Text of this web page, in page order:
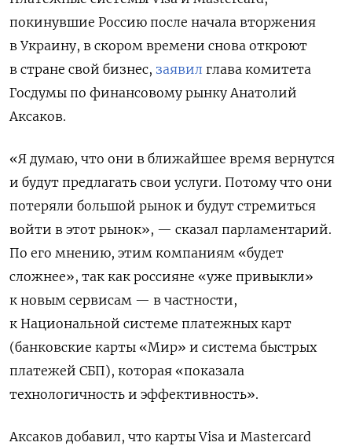
покинувшие Россию после начала вторжения
в Украину, в скором времени снова откроют
в стране свой бизнес, заявил глава комитета
Госдумы по финансовому рынку Анатолий
Аксаков.
«Я думаю, что они в ближайшее время вернутся
и будут предлагать свои услуги. Потому что они
потеряли большой рынок и будут стремиться
войти в этот рынок», — сказал парламентарий.
По его мнению, этим компаниям «будет
сложнее», так как россияне «уже привыкли»
к новым сервисам — в частности,
к Национальной системе платежных карт
(банковские карты «Мир» и система быстрых
платежей СБП), которая «показала
технологичность и эффективность».
Аксаков добавил, что карты Visa и Mastercard